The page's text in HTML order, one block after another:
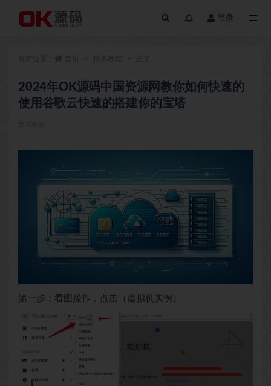
登录
2024年OK源码中国资源网教你如何快速的
使用谷歌云快速的搭建你的宝塔
第一步；看图操作，点击（虚拟机实例）